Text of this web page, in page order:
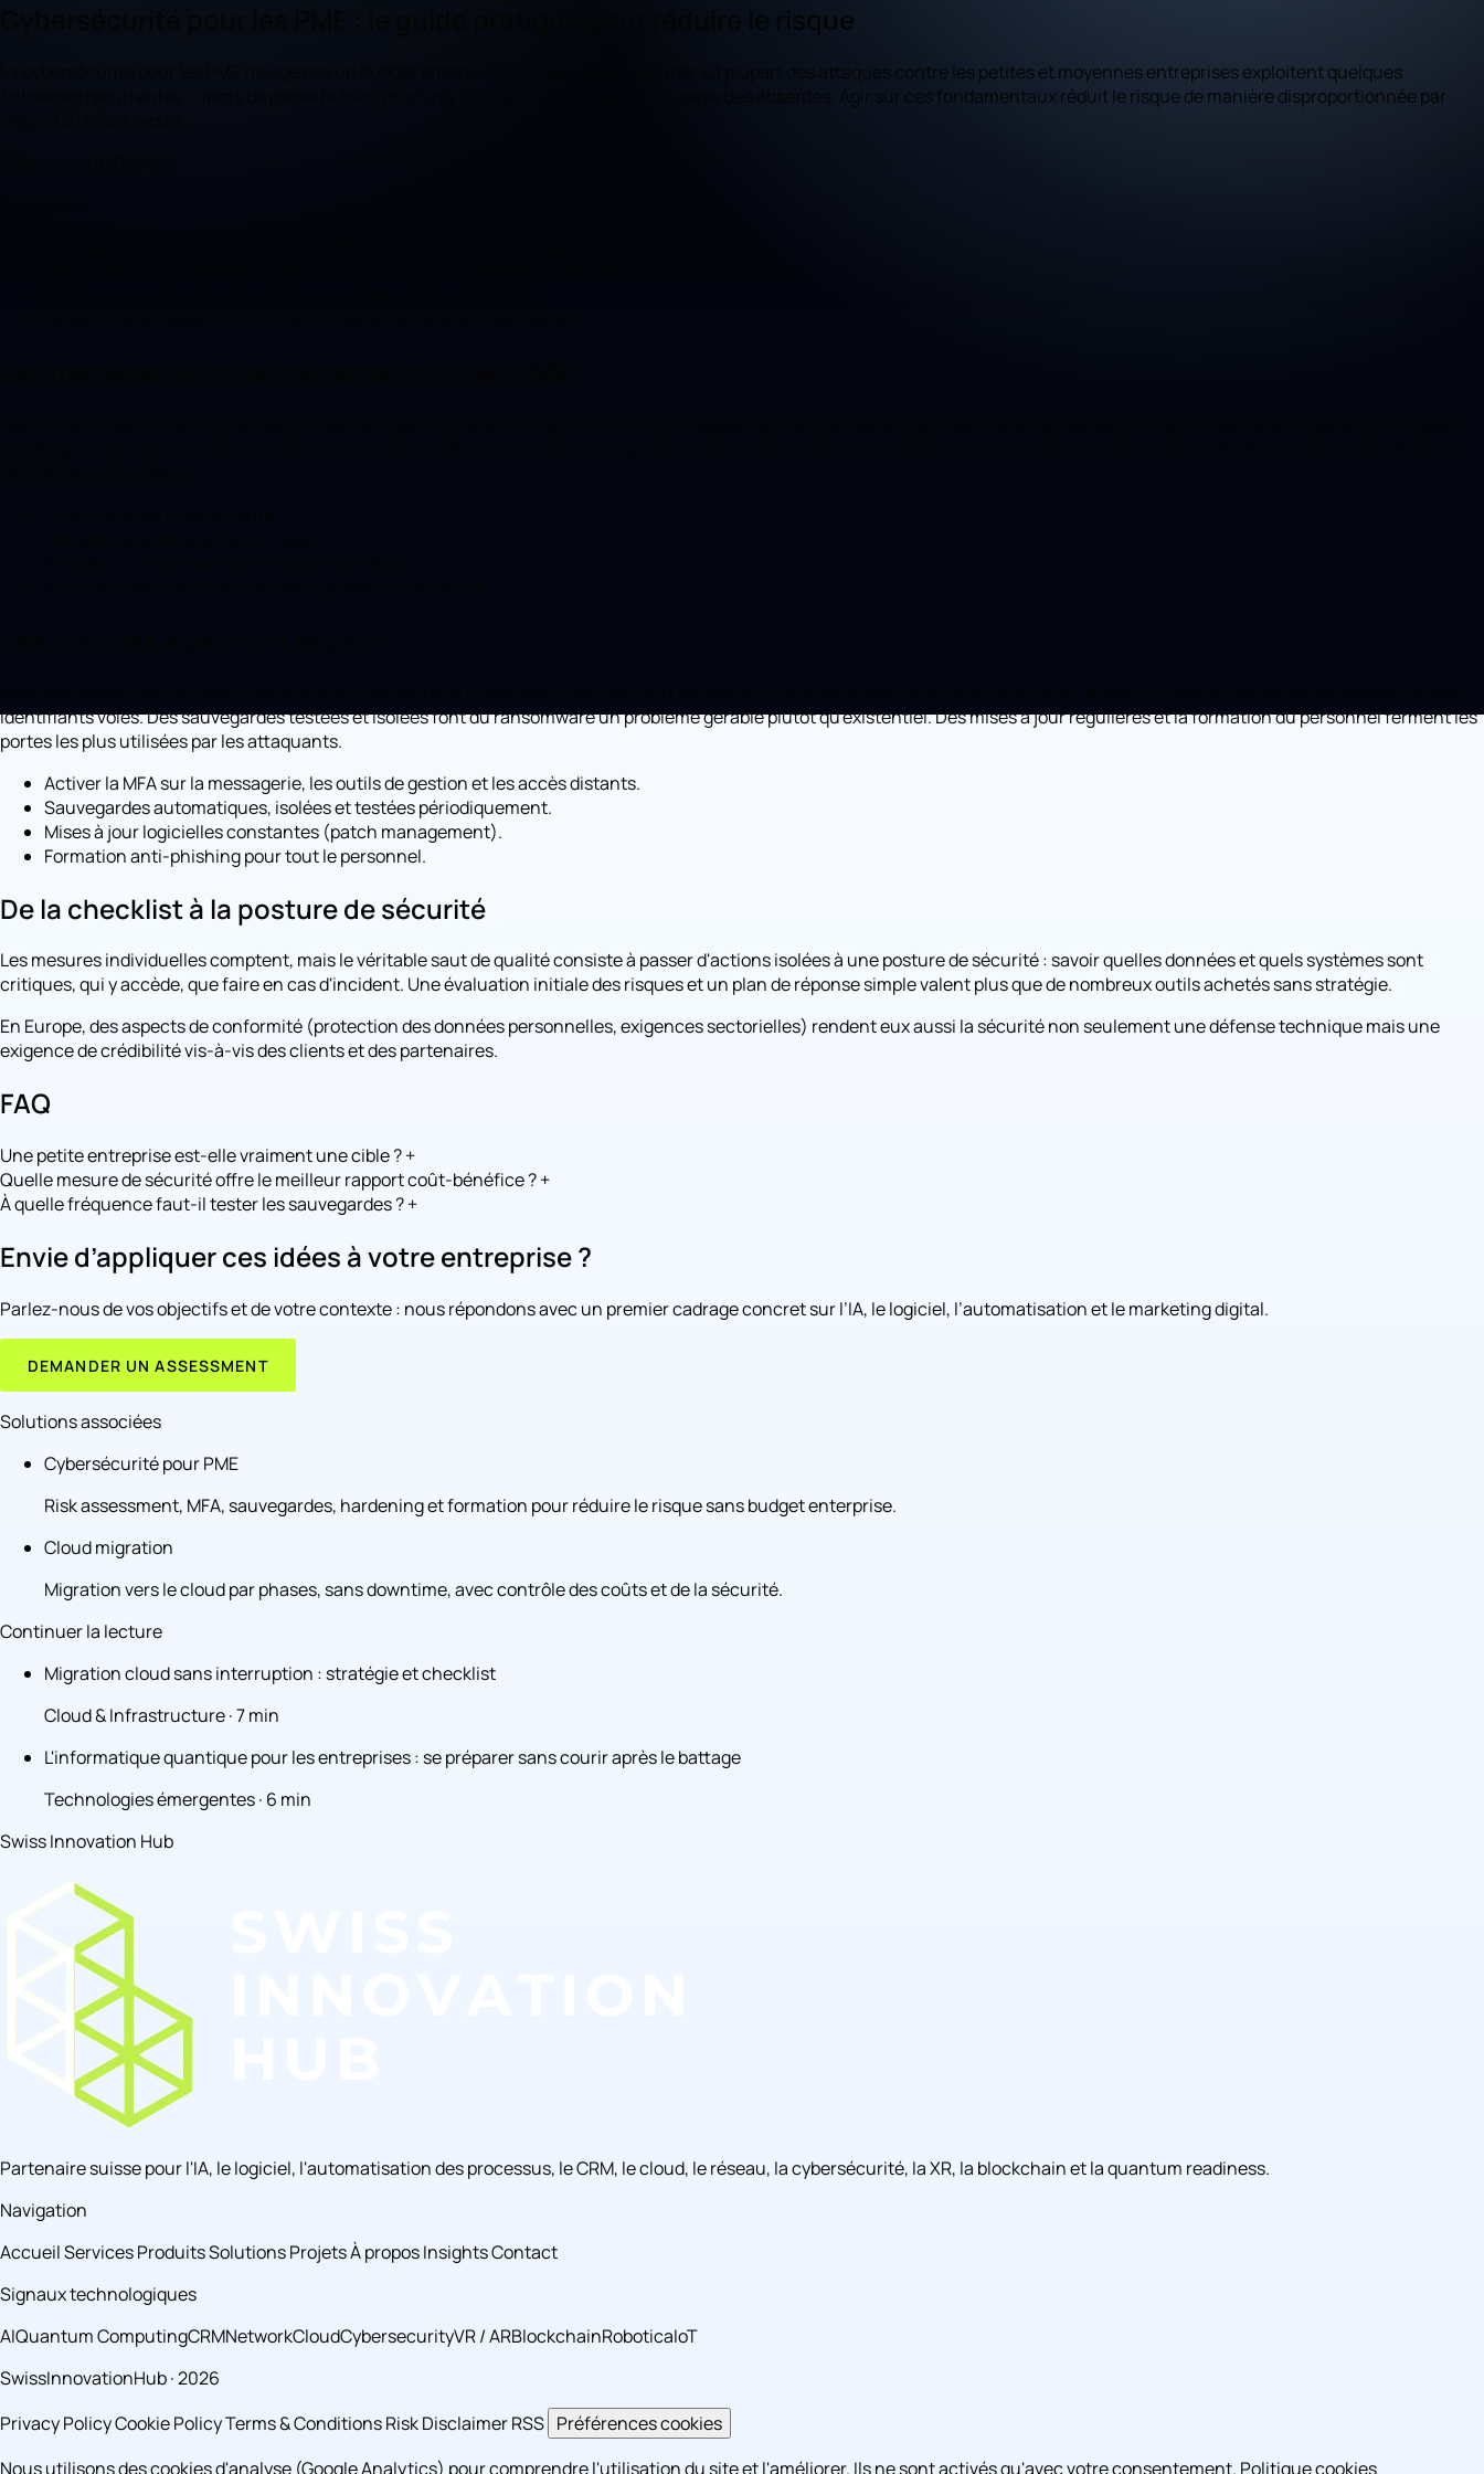
Cybersécurité pour les PME : le guide pratique pour réduire le risque
La cybersécurité pour les PME n'exige pas un budget enterprise : elle exige des priorités. La plupart des attaques contre les petites et moyennes entreprises exploitent quelques
faiblesses récurrentes — mots de passe faibles, phishing, logiciels non mis à jour, sauvegardes absentes. Agir sur ces fondamentaux réduit le risque de manière disproportionnée par
identifiants volés. Des sauvegardes testées et isolées font du ransomware un problème gérable plutôt qu'existentiel. Des mises à jour régulières et la formation du personnel ferment les
portes les plus utilisées par les attaquants.
Activer la MFA sur la messagerie, les outils de gestion et les accès distants.
Sauvegardes automatiques, isolées et testées périodiquement.
Mises à jour logicielles constantes (patch management).
Formation anti-phishing pour tout le personnel.
De la checklist à la posture de sécurité
Les mesures individuelles comptent, mais le véritable saut de qualité consiste à passer d'actions isolées à une posture de sécurité : savoir quelles données et quels systèmes sont
critiques, qui y accède, que faire en cas d'incident. Une évaluation initiale des risques et un plan de réponse simple valent plus que de nombreux outils achetés sans stratégie.
En Europe, des aspects de conformité (protection des données personnelles, exigences sectorielles) rendent eux aussi la sécurité non seulement une défense technique mais une
exigence de crédibilité vis-à-vis des clients et des partenaires.
FAQ
Une petite entreprise est-elle vraiment une cible ?+
Quelle mesure de sécurité offre le meilleur rapport coût-bénéfice ?+
À quelle fréquence faut-il tester les sauvegardes ?+
Envie d’appliquer ces idées à votre entreprise ?
Parlez-nous de vos objectifs et de votre contexte : nous répondons avec un premier cadrage concret sur l’IA, le logiciel, l’automatisation et le marketing digital.
DEMANDER UN ASSESSMENT
Solutions associées
Cybersécurité pour PME
Risk assessment, MFA, sauvegardes, hardening et formation pour réduire le risque sans budget enterprise.
Cloud migration
Migration vers le cloud par phases, sans downtime, avec contrôle des coûts et de la sécurité.
Continuer la lecture
Migration cloud sans interruption : stratégie et checklist
Cloud & Infrastructure · 7 min
L'informatique quantique pour les entreprises : se préparer sans courir après le battage
Technologies émergentes · 6 min
Swiss Innovation Hub
Partenaire suisse pour l'IA, le logiciel, l'automatisation des processus, le CRM, le cloud, le réseau, la cybersécurité, la XR, la blockchain et la quantum readiness.
Navigation
AccueilServicesProduitsSolutionsProjetsÀ proposInsightsContact
Signaux technologiques
AIQuantum ComputingCRMNetworkCloudCybersecurityVR / ARBlockchainRoboticaIoT
SwissInnovationHub · 2026
Privacy PolicyCookie PolicyTerms & ConditionsRisk DisclaimerRSS Préférences cookies
Nous utilisons des cookies d'analyse (Google Analytics) pour comprendre l'utilisation du site et l'améliorer. Ils ne sont activés qu'avec votre consentement. Politique cookies